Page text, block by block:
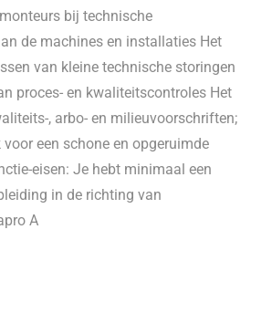
bij technische
de machines en installaties Het
van kleine technische storingen
proces- en kwaliteitscontroles Het
, arbo- en milieuvoorschriften;
een schone en opgeruimde
eisen: Je hebt minimaal een
in de richting van
A